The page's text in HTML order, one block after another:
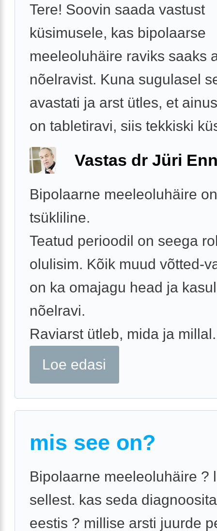
Tere! Soovin saada vastust
küsimusele, kas bipolaarse
meeleoluhäire raviks saaks
nõelravist. Kuna sugulasel
avastati ja arst ütles, et
on tabletiravi, siis tekkiski
Vastas dr Jüri
Bipolaarne meeleoluhäire on
tsükliline.
Teatud perioodil on seega
olulisim. Kõik muud võtted-
on ka omajagu head ja
nõelravi.
Raviarst ütleb, mida ja millal.
Loe edasi
mis see on?
Bipolaarne meeleoluhäire ?
sellest. kas seda
eestis ? millise arsti juurde